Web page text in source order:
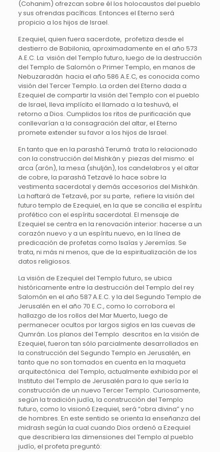
(Cohanim) ofrezcan sobre él los holocaustos del pueblo
y sus ofrendas pacíficas. Entonces el Eterno será
propicio a los hijos de Israel.
Ezequiel, quien fuera sacerdote, profetiza desde el
destierro de Babilonia, aproximadamente en el año 573
A.E.C. La visión del Templo futuro, luego de la destrucción
del Templo de Salomón o Primer Templo, en manos de
Nebuzaradán hacia el año 586 A.E.C, es conocida como
visión del Tercer Templo. La orden del Eterno dada a
Ezequiel de compartir la visión del Templo con el pueblo
de Israel, lleva implícito el llamado a la teshuvá, el
retorno a Dios. Cumplidos los ritos de purificación que
conllevarían a la consagración del altar, el Eterno
promete extender su favor a los hijos de Israel.
En tanto que en la parashá Terumá trata lo relacionado
con la construcción del Mishkán y piezas del mismo: el
arca (arón), la mesa (shulján), los candelabros y el altar
de cobre, la parashá Tetzavé lo hace sobre la
vestimenta sacerdotal y demás accesorios del Mishkán.
La haftará de Tetzavé, por su parte, refiere la visión del
futuro templo de Ezequiel, en la que se concilia el espíritu
profético con el espíritu sacerdotal. El mensaje de
Ezequiel se centra en la renovación interior: hacerse a un
corazón nuevo y a un espíritu nuevo, en la línea de
predicación de profetas como Isaías y Jeremías. Se
trata, ni más ni menos, que de la espiritualización de los
datos religiosos.
La visión de Ezequiel del Templo futuro, se ubica
históricamente entre la destrucción del Templo del rey
Salomón en el año 587 A.E.C. y la del Segundo Templo de
Jerusalén en el año 70 E.C., como lo corrobora el
hallazgo de los rollos del Mar Muerto, luego de
permanecer ocultos por largos siglos en las cuevas de
Qumrán. Los planos del Templo descritos en la visión de
Ezequiel, fueron tan sólo parcialmente desarrollados en
la construcción del Segundo Templo en Jerusalén, en
tanto que no son tomados en cuenta en la maqueta
arquitectónica del Templo, actualmente exhibida por el
Instituto del Templo de Jerusalén para lo que sería la
construcción de un nuevo Tercer Templo. Curiosamente,
según la tradición judía, la construcción del Templo
futuro, como lo visionó Ezequiel, será “obra divina” y no
de hombres. En este sentido se orienta la enseñanza del
midrash según la cual cuando Dios ordenó a Ezequiel
que describiera las dimensiones del Templo al pueblo
judío, el profeta preguntó: